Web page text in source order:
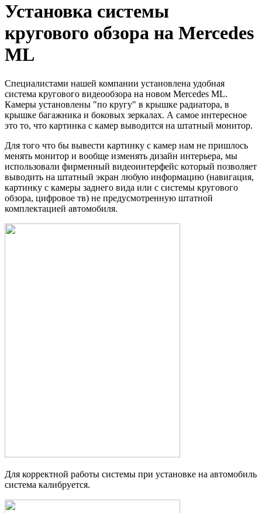
Установка системы
кругового обзора на Mercedes
ML
Специалистами нашей компании установлена удобная
система кругового видеообзора на новом Mercedes ML.
Камеры установлены "по кругу" в крышке радиатора, в
крышке багажника и боковых зеркалах. А самое интересное
это то, что картинка с камер выводится на штатный монитор.
Для того что бы вывести картинку с камер нам не пришлось
менять монитор и вообще изменять дизайн интерьера, мы
использовали фирменный видеоинтерфейс который позволяет
выводить на штатный экран любую информацию (навигация,
картинку с камеры заднего вида или с системы кругового
обзора, цифровое тв) не предусмотренную штатной
комплектацией автомобиля.
Для корректной работы системы при установке на автомобиль
система калибруется.